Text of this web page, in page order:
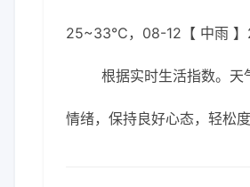
25~33℃，08-12【 中雨
根据实时生活指数。天
情绪，保持良好心态，轻松度